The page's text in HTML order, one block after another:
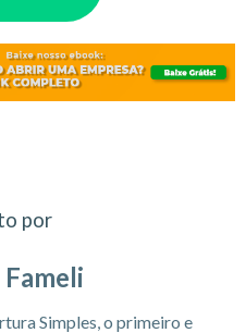
por
Simples, o primeiro e